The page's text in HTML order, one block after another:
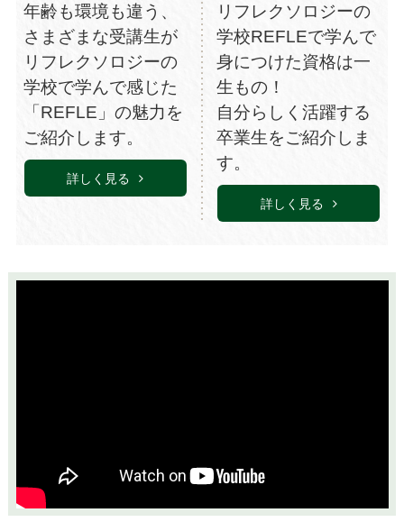
年齢も環境も違う、
さまざまな受講生が
リフレクソロジーの
学校で学んで感じた
「REFLE」の魅力を
ご紹介します。
詳しく見る
リフレクソロジーの
学校REFLEで学んで
身につけた資格は一
生もの！
自分らしく活躍する
卒業生をご紹介しま
す。
詳しく見る